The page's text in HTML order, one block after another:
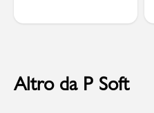
Altro da P Soft